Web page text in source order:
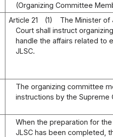
(Organizing Committee
Article 21 (1)
The Minister of
Court shall instruct
handle the affairs related to
JLSC.
The organizing committee
instructions by the Supreme
When the preparation for
JLSC has been completed,